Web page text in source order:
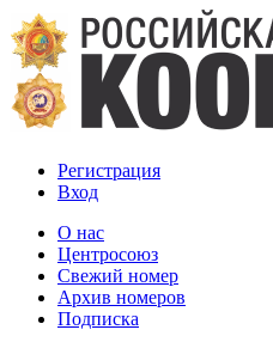
Регистрация
Вход
О нас
Центросоюз
Свежий номер
Архив номеров
Подписка